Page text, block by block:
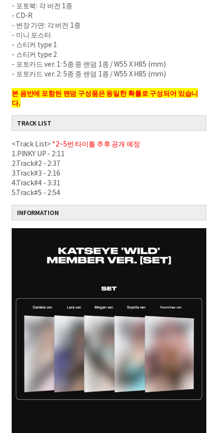
- 포토북: 각 버전 1종
- CD-R
- 변장 가면: 각 버전 1종
- 미니 포스터
- 스티커 type 1
- 스티커 type 2
- 포토카드 ver. 1: 5종 중 랜덤 1종 / W55 X H85 (mm)
- 포토카드 ver. 2: 5종 중 랜덤 1종 / W55 X H85 (mm)
본 음반에 포함된 랜덤 구성품은 동일한 확률로 구성되어 있습니
다.
TRACK LIST
<Track List> *2~5번 타이틀 추후 공개 예정
1.PINKY UP - 2:11
2.Track#2 - 2:37
3.Track#3 - 2:16
4.Track#4 - 3:31
5.Track#5 - 2:54
INFORMATION